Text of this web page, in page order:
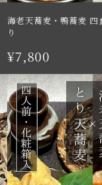
海老天蕎麦・鴨蕎麦 四
り
¥7,800